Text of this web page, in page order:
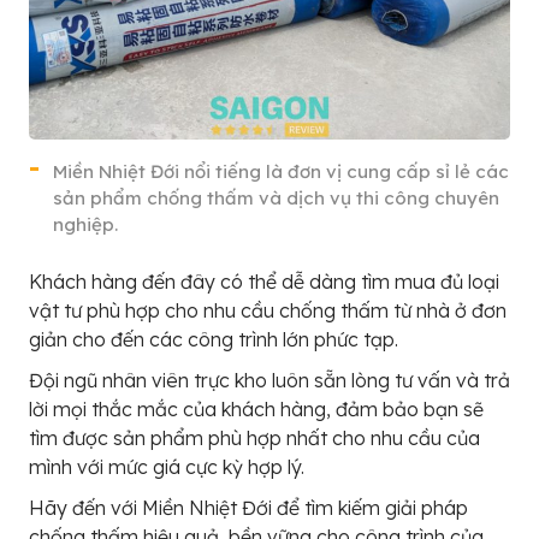
Miền Nhiệt Đới nổi tiếng là đơn vị cung cấp sỉ lẻ các
sản phẩm chống thấm và dịch vụ thi công chuyên
nghiệp.
Khách hàng đến đây có thể dễ dàng tìm mua đủ loại
vật tư phù hợp cho nhu cầu chống thấm từ nhà ở đơn
giản cho đến các công trình lớn phức tạp.
Đội ngũ nhân viên trực kho luôn sẵn lòng tư vấn và trả
lời mọi thắc mắc của khách hàng, đảm bảo bạn sẽ
tìm được sản phẩm phù hợp nhất cho nhu cầu của
mình với mức giá cực kỳ hợp lý.
Hãy đến với Miền Nhiệt Đới để tìm kiếm giải pháp